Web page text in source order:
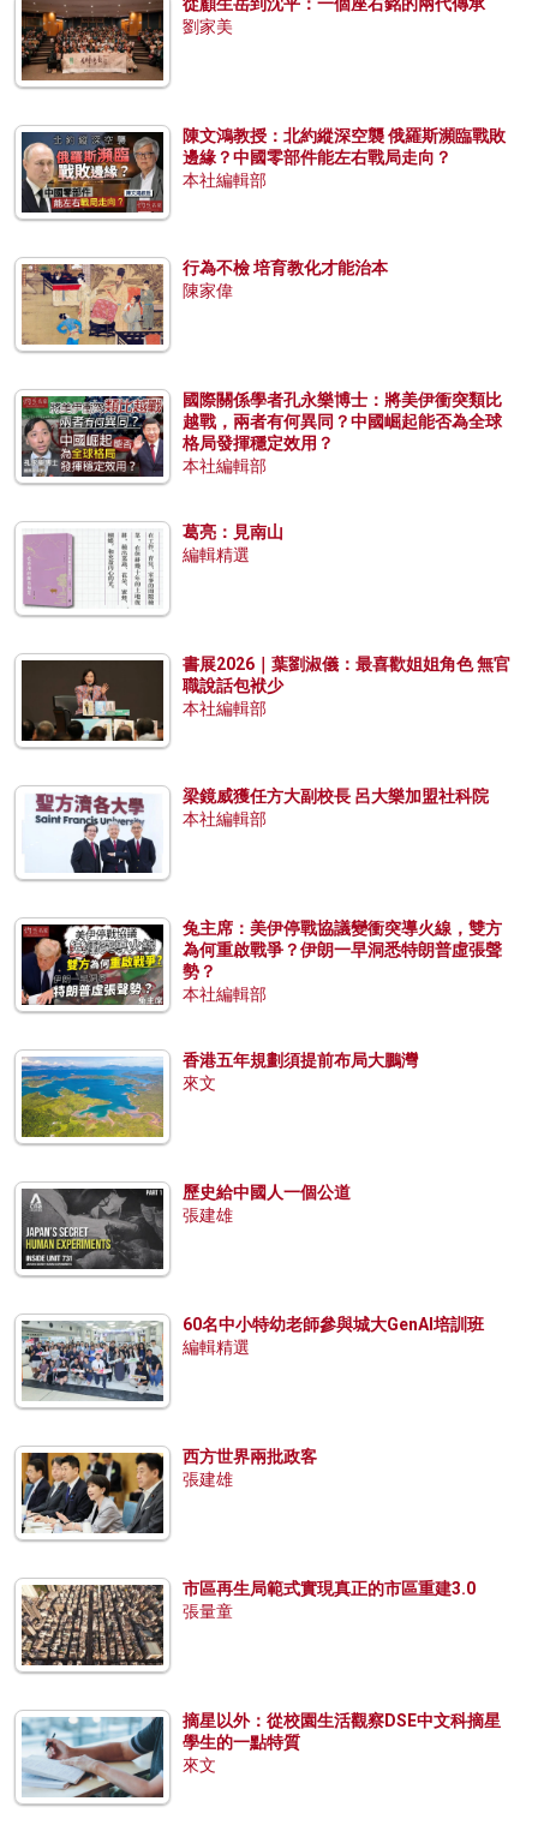
從顧生岳到沈平：一個座右銘的兩代傳承
劉家美
陳文鴻教授：北約縱深空襲 俄羅斯瀕臨戰敗
邊緣？中國零部件能左右戰局走向？
本社編輯部
行為不檢 培育教化才能治本
陳家偉
國際關係學者孔永樂博士：將美伊衝突類比
越戰，兩者有何異同？中國崛起能否為全球
格局發揮穩定效用？
本社編輯部
葛亮：見南山
編輯精選
書展2026｜葉劉淑儀：最喜歡姐姐角色 無官
職說話包袱少
本社編輯部
梁鏡威獲任方大副校長 呂大樂加盟社科院
本社編輯部
兔主席：美伊停戰協議變衝突導火線，雙方
為何重啟戰爭？伊朗一早洞悉特朗普虛張聲
勢？
本社編輯部
香港五年規劃須提前布局大鵬灣
來文
歷史給中國人一個公道
張建雄
60名中小特幼老師參與城大GenAI培訓班
編輯精選
西方世界兩批政客
張建雄
市區再生局範式實現真正的市區重建3.0
張量童
摘星以外：從校園生活觀察DSE中文科摘星
學生的一點特質
來文